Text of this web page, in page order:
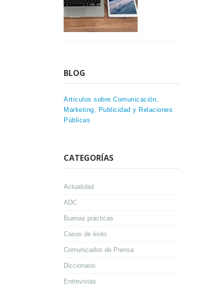
BLOG
Artículos sobre Comunicación,
Marketing, Publicidad y Relaciones
Públicas
CATEGORÍAS
Actualidad
ADC
Buenas prácticas
Casos de éxito
Comunicados de Prensa
Diccionario
Entrevistas